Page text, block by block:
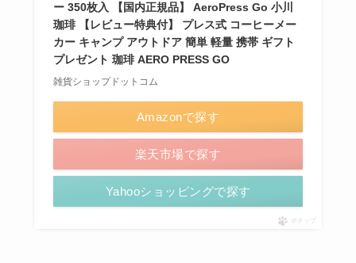
ー 350枚入 【国内正規品】 AeroPress Go 小川
珈琲 【レビュー特典付】 プレス式 コーヒーメー
カー キャンプ アウトドア 簡単 軽量 携帯 ギフト
プレゼント 珈琲 AERO PRESS GO
雑貨ショップドットコム
Amazonで探す
楽天市場で探す
Yahooショッピングで探す
ポチップ